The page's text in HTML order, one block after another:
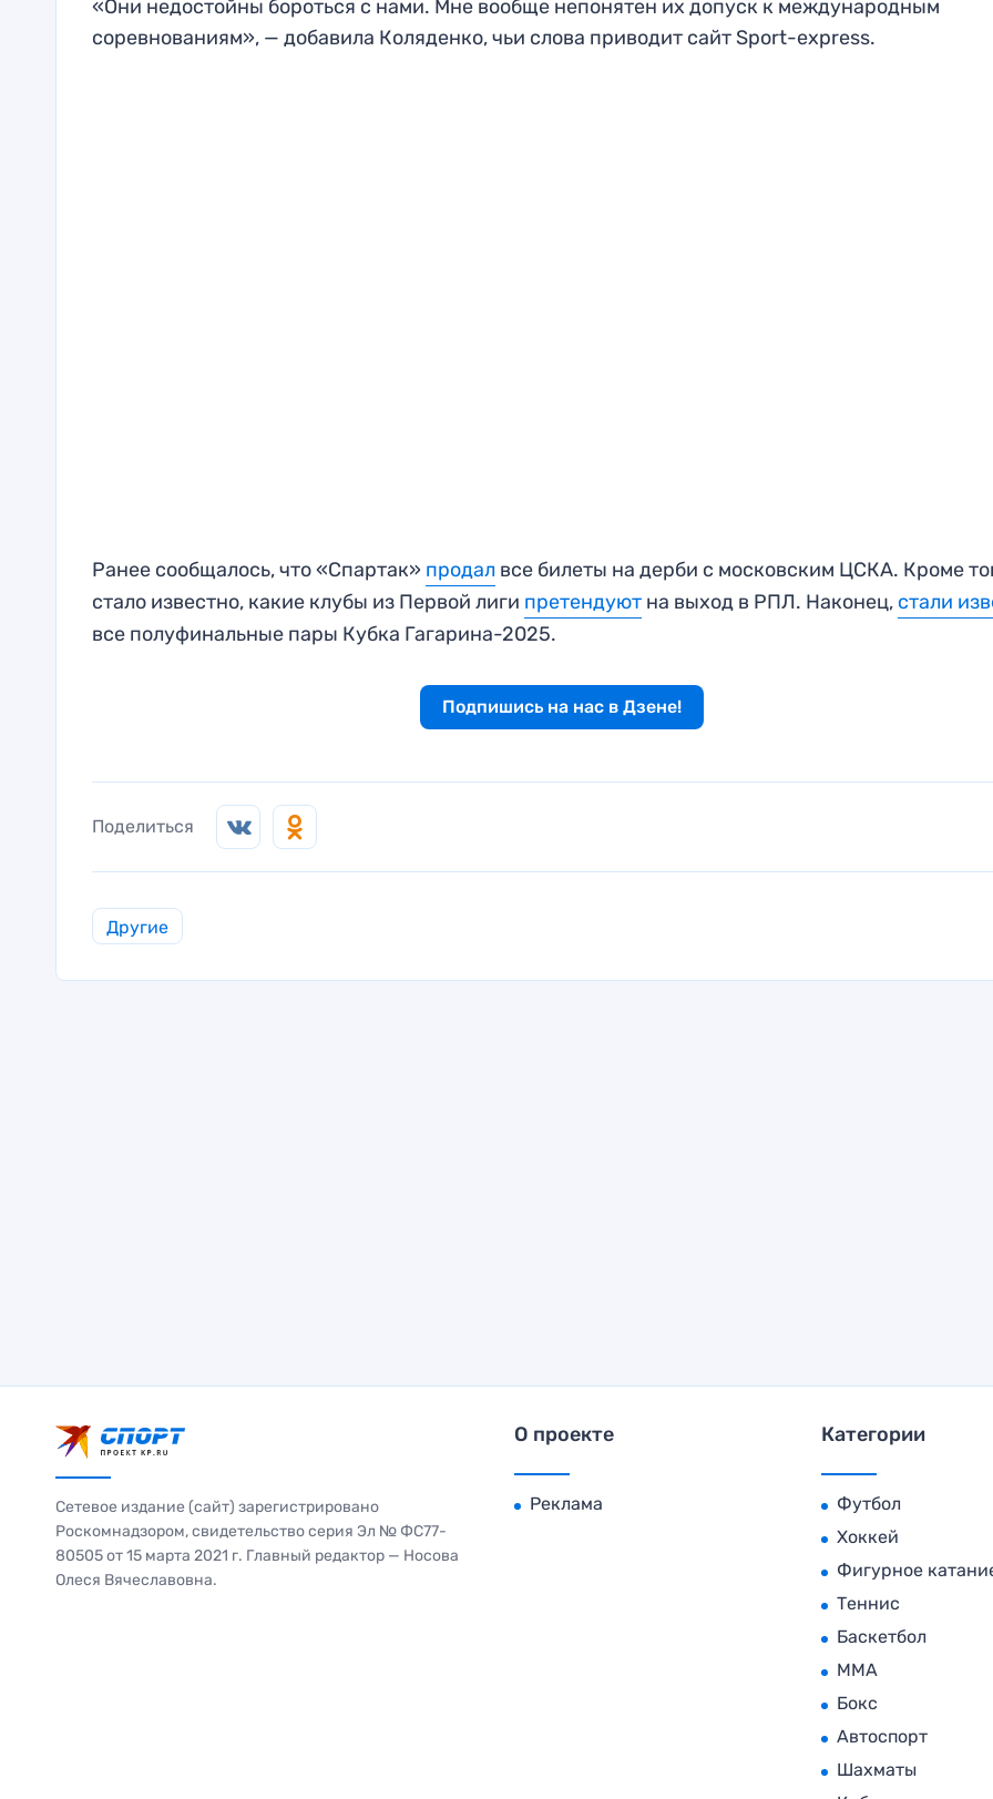
«Они недостойны бороться с нами. Мне вообще непонятен их допуск к международным
соревнованиям», — добавила Коляденко, чьи слова приводит сайт Sport-express.
Ранее сообщалось, что «Спартак» продалвсе билеты на дерби с московским ЦСКА. Кроме
стало известно, какие клубы из Первой лиги претендуютна выход в РПЛ. Наконец, стали
все полуфинальные пары Кубка Гагарина-2025.
Подпишись на нас в Дзене!
Поделиться
Другие
Сетевое издание (сайт) зарегистрировано
Роскомнадзором, свидетельство серия Эл № ФС77-
80505 от 15 марта 2021 г. Главный редактор — Носова
Олеся Вячеславовна.
О проекте
Реклама
Категории
Футбол
Хоккей
Фигурное
Теннис
Баскетбол
MMA
Бокс
Автоспорт
Шахматы